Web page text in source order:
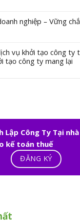
nghiệp – Vững
vụ khởi tạo công ty
tạo công ty mang lại
Lập Công Ty Tại
kế toán thuế
ĐĂNG KÝ